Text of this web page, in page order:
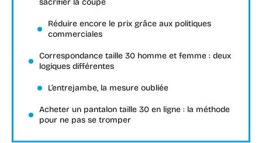
Réduire encore le prix grâce aux politiques
commerciales
Correspondance taille 30 homme et femme : deux
logiques différentes
L’entrejambe, la mesure oubliée
Acheter un pantalon taille 30 en ligne : la méthode
pour ne pas se tromper